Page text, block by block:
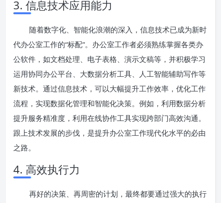
3. 信息技术应用能力
随着数字化、智能化浪潮的深入，信息技术已成为新时
代办公室工作的“标配”。办公室工作者必须熟练掌握各类办
公软件，如文档处理、电子表格、演示文稿等，并积极学习
运用协同办公平台、大数据分析工具、人工智能辅助写作等
新技术。通过信息技术，可以大幅提升工作效率，优化工作
流程，实现数据化管理和智能化决策。例如，利用数据分析
提升服务精准度，利用在线协作工具实现跨部门高效沟通。
跟上技术发展的步伐，是提升办公室工作现代化水平的必由
之路。
4. 高效执行力
再好的决策、再周密的计划，最终都要通过强大的执行